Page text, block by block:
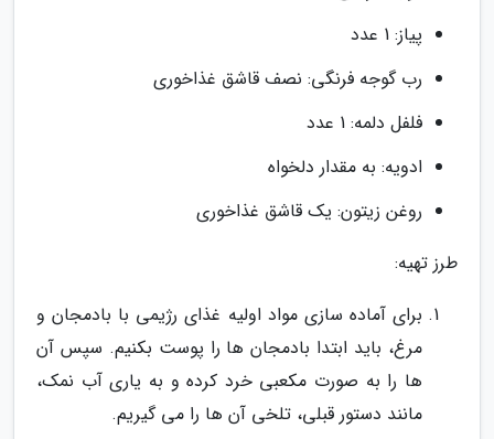
پیاز: 1 عدد
رب گوجه فرنگی: نصف قاشق غذاخوری
فلفل دلمه: 1 عدد
ادویه: به مقدار دلخواه
روغن زیتون: یک قاشق غذاخوری
طرز تهیه:
برای آماده سازی مواد اولیه غذای رژیمی با بادمجان و
مرغ، باید ابتدا بادمجان ها را پوست بکنیم. سپس آن
ها را به صورت مکعبی خرد کرده و به یاری آب نمک،
مانند دستور قبلی، تلخی آن ها را می گیریم.